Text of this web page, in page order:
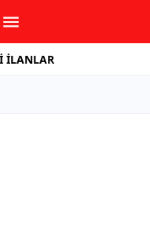
İLANLAR